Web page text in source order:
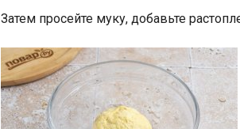
Затем просейте муку, добавьте